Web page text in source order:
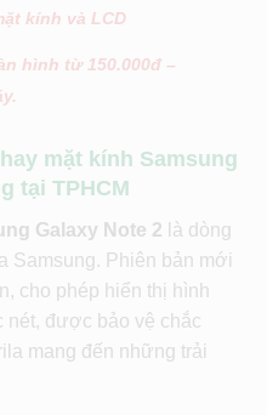
kính và LCD
hình từ 150.000đ –
mặt kính Samsung
tại TPHCM
Galaxy Note 2 là dòng
Samsung. Phiên bản mới
cho phép hiển thị hình
nét, được bảo vệ chắc
mang đến những trải